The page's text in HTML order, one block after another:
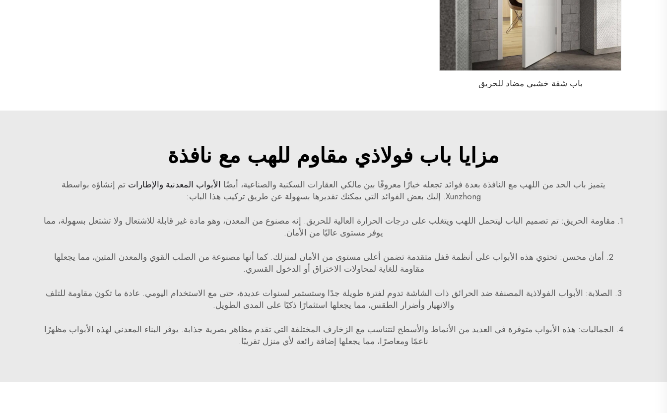
باب شقة خشبي مضاد للحريق
مزايا باب فولاذي مقاوم للهب مع نافذة
يتميز باب الحد من اللهب مع النافذة بعدة فوائد تجعله خيارًا معروفًا بين مالكي العقارات السكنية والصناعية، أيضًا الأبواب المعدنية والإطارات تم إنشاؤه بواسطة
Xunzhong. إليك بعض الفوائد التي يمكنك تقديرها بسهولة عن طريق تركيب هذا الباب:
1. مقاومة الحريق: تم تصميم الباب ليتحمل اللهب ويتغلب على درجات الحرارة العالية للحريق. إنه مصنوع من المعدن، وهو مادة غير قابلة للاشتعال ولا تشتعل بسهولة، مما
يوفر مستوى عاليًا من الأمان.
2. أمان محسن: تحتوي هذه الأبواب على أنظمة قفل متقدمة تضمن أعلى مستوى من الأمان لمنزلك. كما أنها مصنوعة من الصلب القوي والمعدن المتين، مما يجعلها
مقاومة للغاية لمحاولات الاختراق أو الدخول القسري.
3. الصلابة: الأبواب الفولاذية المصنفة ضد الحرائق ذات الشاشة تدوم لفترة طويلة جدًا وستستمر لسنوات عديدة، حتى مع الاستخدام اليومي. عادة ما تكون مقاومة للتلف
والانهيار وأضرار الطقس، مما يجعلها استثمارًا ذكيًا على المدى الطويل.
4. الجماليات: هذه الأبواب متوفرة في العديد من الأنماط والأسطح لتتناسب مع الزخارف المختلفة التي تقدم مظاهر بصرية جذابة. يوفر البناء المعدني لهذه الأبواب مظهرًا
ناعمًا ومعاصرًا، مما يجعلها إضافة رائعة لأي منزل تقريبًا.